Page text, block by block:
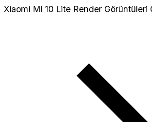
Xiaomi Mi 10 Lite Render Görüntüleri